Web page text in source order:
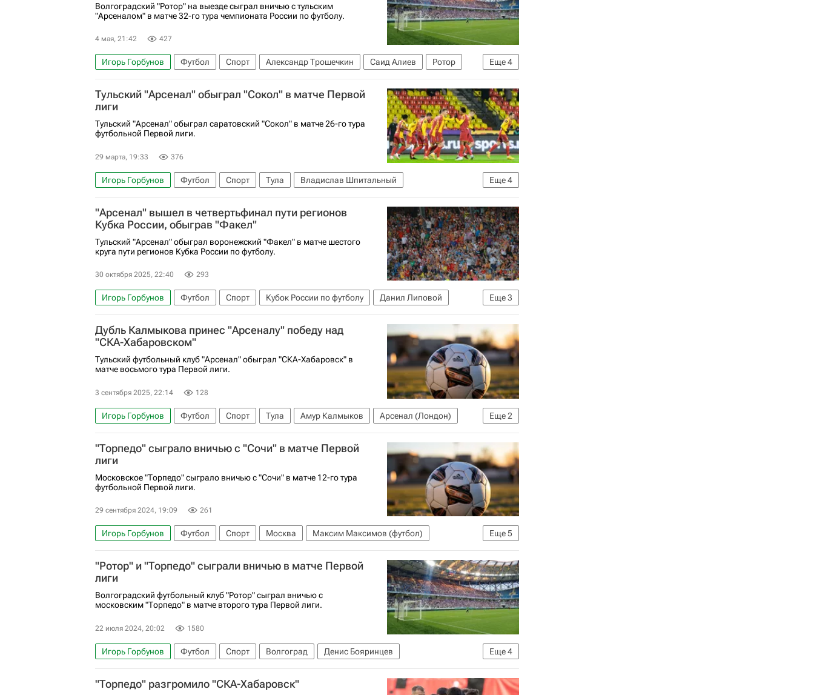
Волгоградский "Ротор" на выезде сыграл вничью с тульским
"Арсеналом" в матче 32-го тура чемпионата России по футболу.
4 мая, 21:42 427
Еще4
Игорь Горбунов Футбол Спорт Александр Трошечкин Саид Алиев
Ротор
Арсенал (Тула)
Уфа Первая лига РПЛ 2026-2027 (Чемпионат России по футболу)
Тульский "Арсенал" обыграл "Сокол" в матче Первой
лиги
Тульский "Арсенал" обыграл саратовский "Сокол" в матче 26-го тура
футбольной Первой лиги.
29 марта, 19:33 376
Еще4
Игорь Горбунов Футбол Спорт Тула
Владислав Шпитальный
Сокол (Саратов)
Факел Арсенал (Тула) Первая лига
"Арсенал" вышел в четвертьфинал пути регионов
Кубка России, обыграв "Факел"
Тульский "Арсенал" обыграл воронежский "Факел" в матче шестого
круга пути регионов Кубка России по футболу.
30 октября 2025, 22:40 293
Еще3
Игорь Горбунов Футбол Спорт Кубок России по футболу
Данил Липовой
Юрий Журавлев
Факел Рубин
Дубль Калмыкова принес "Арсеналу" победу над
"СКА-Хабаровском"
Тульский футбольный клуб "Арсенал" обыграл "СКА-Хабаровск" в
матче восьмого тура Первой лиги.
3 сентября 2025, 22:14 128
Еще2
Игорь Горбунов Футбол Спорт Тула Амур Калмыков
Арсенал (Лондон)
СКА-Хабаровск
Факел
"Торпедо" сыграло вничью с "Сочи" в матче Первой
лиги
Московское "Торпедо" сыграло вничью с "Сочи" в матче 12-го тура
футбольной Первой лиги.
29 сентября 2024, 19:09 261
Еще5
Игорь Горбунов Футбол Спорт Москва
Максим Максимов (футбол)
Павел Мелешин
Торпедо (Москва) Сочи Уфа Первая лига
"Ротор" и "Торпедо" сыграли вничью в матче Первой
лиги
Волгоградский футбольный клуб "Ротор" сыграл вничью с
московским "Торпедо" в матче второго тура Первой лиги.
22 июля 2024, 20:02 1580
Еще4
Игорь Горбунов Футбол Спорт Волгоград
Денис Бояринцев
Евгений Болотов
Ротор Торпедо (Москва) Первая лига
"Торпедо" разгромило "СКА-Хабаровск"